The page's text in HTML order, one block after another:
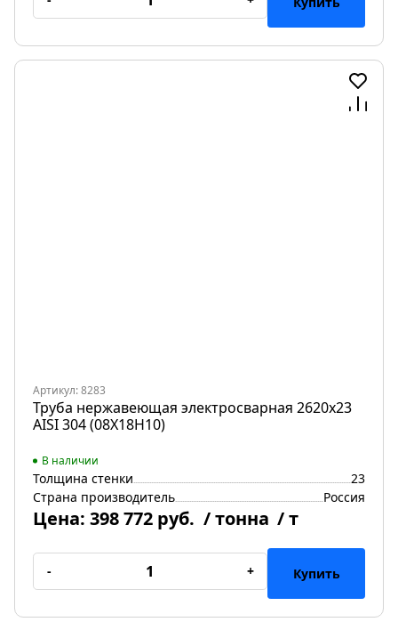
Артикул: 8283
Труба нержавеющая электросварная 2620х23
AISI 304 (08Х18Н10)
В наличии
Толщина стенки
23
Страна производитель
Россия
Цена: 398 772 руб. / тонна / т
- + Купить